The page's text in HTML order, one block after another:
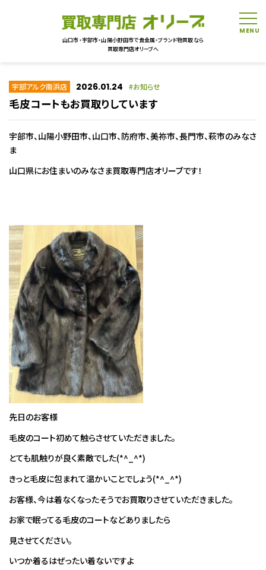
山口市・宇部市・山陽小野田市で貴金属・ブランド物買取なら
買取専門店オリーブへ
宇部アルク南浜店 2026.01.24 お知らせ
毛皮コートもお買取りしています
宇部市、山陽小野田市、山口市、防府市、美祢市、長門市、萩市のみなさ
ま
山口県にお住まいのみなさま買取専門店オリーブです！
先日のお客様
毛皮のコート初めて触らさせていただきました。
とても肌触りが良く素敵でした(*^_^*)
きっと毛皮に包まれて温かいことでしょう(*^_^*)
お客様、今は着なくなったそうでお買取りさせていただきました。
お家で眠ってる毛皮のコートなどありましたら
見させてください。
いつか着るはぜったい着ないですよ